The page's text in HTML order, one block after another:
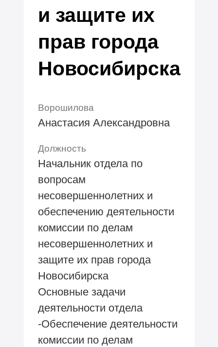
и защите их
прав города
Новосибирска
Ворошилова
Анастасия Александровна
Должность
Начальник отдела по
вопросам
несовершеннолетних и
обеспечению деятельности
комиссии по делам
несовершеннолетних и
защите их прав города
Новосибирска
Основные задачи
деятельности отдела
-Обеспечение деятельности
комиссии по делам